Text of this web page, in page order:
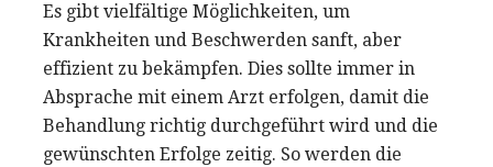
Es gibt vielfältige Möglichkeiten, um
Krankheiten und Beschwerden sanft, aber
effizient zu bekämpfen. Dies sollte immer in
Absprache mit einem Arzt erfolgen, damit die
Behandlung richtig durchgeführt wird und die
gewünschten Erfolge zeitig. So werden die